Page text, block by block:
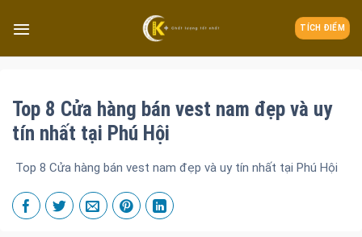
TÍCH ĐIỂM
Top 8 Cửa hàng bán vest nam đẹp và uy
tín nhất tại Phú Hội
Top 8 Cửa hàng bán vest nam đẹp và uy tín nhất tại Phú Hội